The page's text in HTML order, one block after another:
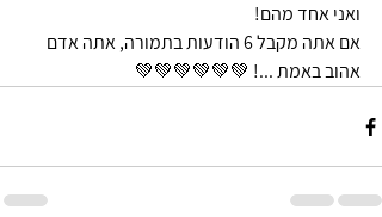
ואני אחד מהם!
אם אתה מקבל 6 הודעות בתמורה, אתה אדם
אהוב באמת ...! 💚💚💚💚💚💚